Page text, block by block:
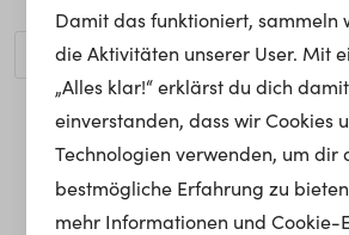
Homepage
Damit das funktioniert, sammeln
die Aktivitäten unserer User. Mit
„Alles klar!“ erklärst du dich damit
einverstanden, dass wir Cookies
Technologien verwenden, um dir
bestmögliche Erfahrung zu
mehr Informationen und Cookie-